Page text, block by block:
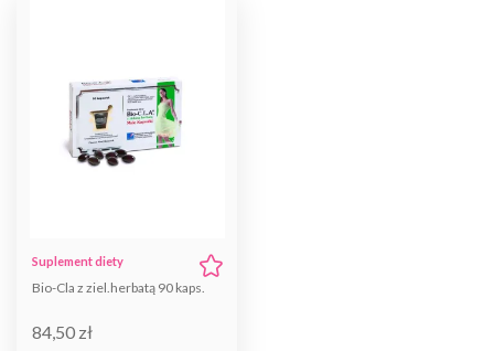
Suplement diety
Bio-Cla z ziel.herbatą 90 kaps.
84,50 zł